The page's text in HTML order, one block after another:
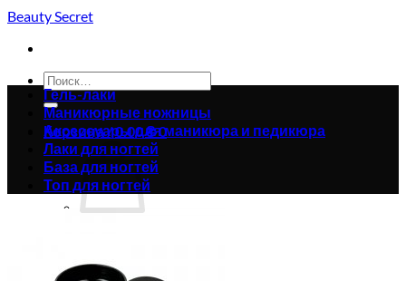
Skip
content
Beauty Secret
Искать:
Корзина /0.00₴0
Вернуться в магазин
Гель-лаки
Маникюрные ножницы
Аксессуары для маникюра и педикюра
Лаки для ногтей
База для ногтей
Топ для ногтей